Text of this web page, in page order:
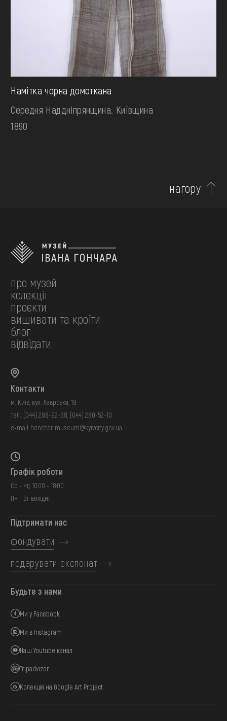
Намітка чорна домоткана
Середня Наддніпрянщина. Київщина
1890
нагору
про музей
колекції
проєкти
вишивати та кроїти
блог
відвідати
Контакти
м. Київ, вул. Лаврська, 19
тел.: (044) 288-92-68 (044) 280-52-10
e-mail: honchar.museum@kyivcity.gov.ua
Графік роботи
Ср - Нд: 10:00 - 18:00
Пн - Вт: вихідні
Підтримати нас
фондувати
подарувати експонат
Будьте з нами
Ми у Facebook
Ми в Instagram
Наш Youtube канал
Tripadvizor
Колекція на Google Art Project